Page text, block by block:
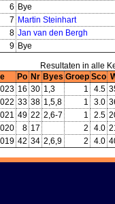
6 Bye
7 Martin Steinhart
8 Jan van den Bergh
9 Bye
Resultaten in alle
Po Nr Byes Groep Sco
16 30 1,3 1 4.5
33 38 1,5,8 1 3.0
49 22 2,6-7 1 2.5
8 17 2 4.0
42 34 2,6,9 2 4.0